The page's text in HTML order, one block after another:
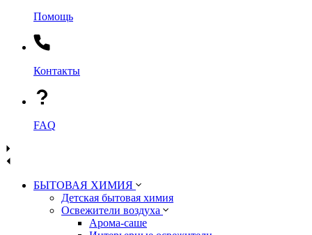
Помощь
Контакты
FAQ
БЫТОВАЯ ХИМИЯ
Детская бытовая химия
Освежители воздуха
Арома-саше